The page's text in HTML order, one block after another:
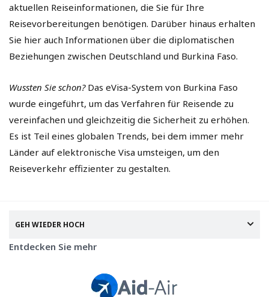
aktuellen Reiseinformationen, die Sie für Ihre
Reisevorbereitungen benötigen. Darüber hinaus erhalten
Sie hier auch Informationen über die diplomatischen
Beziehungen zwischen Deutschland und Burkina Faso.
Wussten Sie schon?Das eVisa-System von Burkina Faso
wurde eingeführt, um das Verfahren für Reisende zu
vereinfachen und gleichzeitig die Sicherheit zu erhöhen.
Es ist Teil eines globalen Trends, bei dem immer mehr
Länder auf elektronische Visa umsteigen, um den
Reiseverkehr effizienter zu gestalten.
GEH WIEDER HOCH
Entdecken Sie mehr